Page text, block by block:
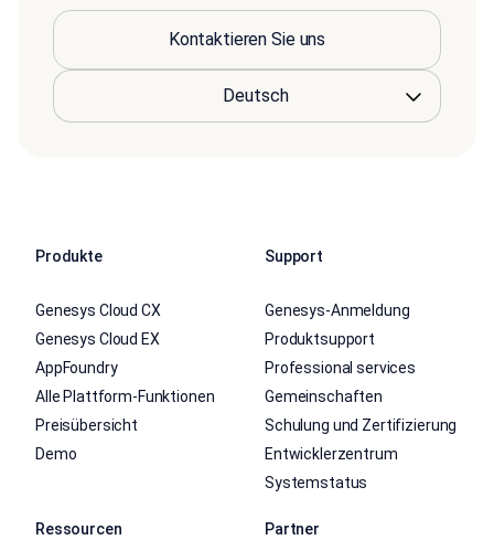
Kontaktieren Sie uns
Produkte
Genesys Cloud CX
Genesys Cloud EX
AppFoundry
Alle Plattform-Funktionen
Preisübersicht
Demo
Support
Genesys-Anmeldung
Produktsupport
Professional services
Gemeinschaften
Schulung und Zertifizierung
Entwicklerzentrum
Systemstatus
Ressourcen Partner